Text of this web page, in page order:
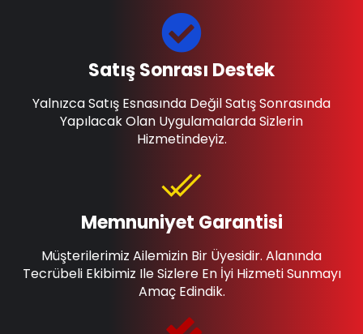
Memnuniyet Garantisi
Müşterilerimiz Ailemizin Bir Üyesidir. Alanında
Tecrübeli Ekibimiz Ile Sizlere En İyi Hizmeti Sunmayı
Amaç Edindik.
Satış Sonrası Destek
Yalnızca Satış Esnasında Değil Satış Sonrasında
Yapılacak Olan Uygulamalarda Sizlerin
Hizmetindeyiz.